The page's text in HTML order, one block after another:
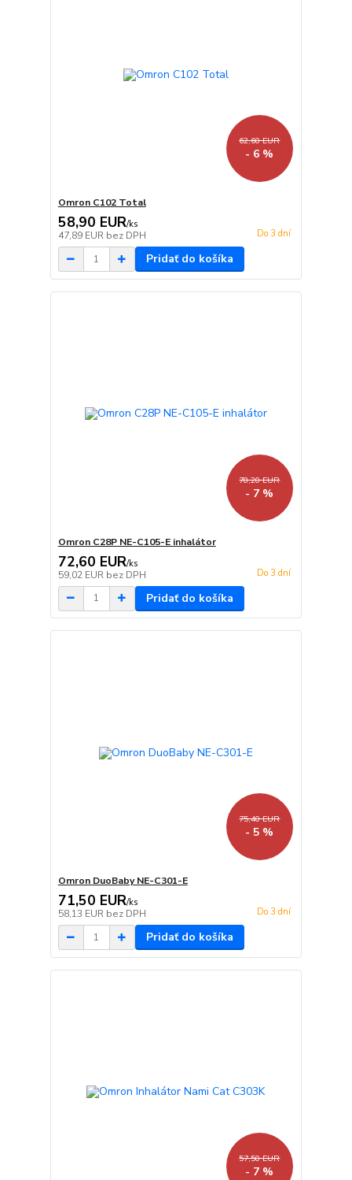
62,60 EUR
- 6 %
Omron C102 Total
58,90 EUR/ks
47,89 EUR bez DPH Do 3 dní
Pridať do košíka
78,20 EUR
- 7 %
Omron C28P NE-C105-E inhalátor
72,60 EUR/ks
59,02 EUR bez DPH Do 3 dní
Pridať do košíka
75,40 EUR
- 5 %
Omron DuoBaby NE-C301-E
71,50 EUR/ks
58,13 EUR bez DPH Do 3 dní
Pridať do košíka
57,50 EUR
- 7 %